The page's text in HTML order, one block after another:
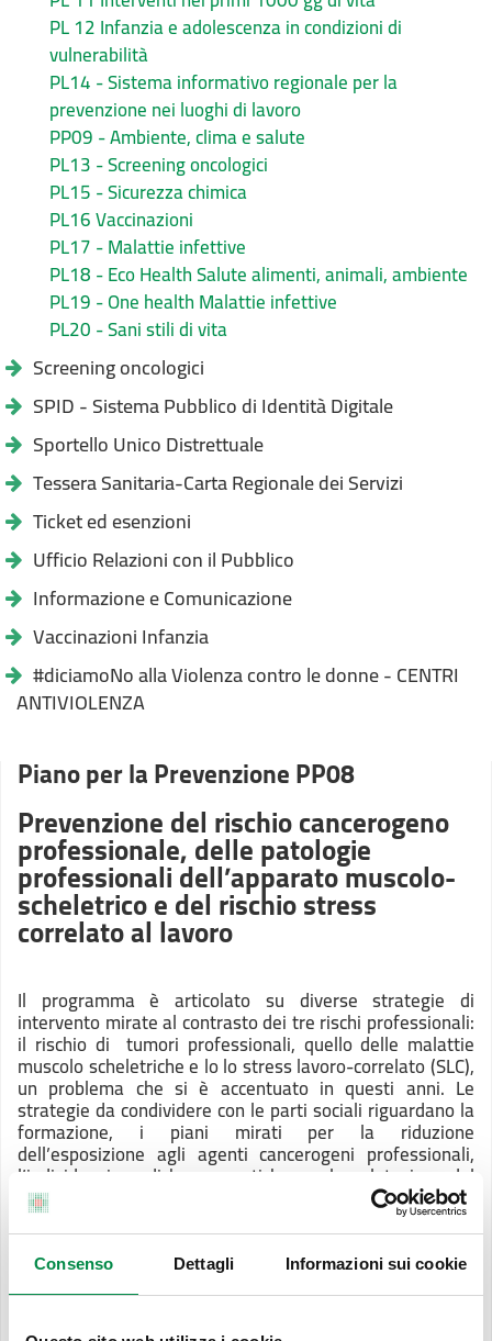
Consenso Dettagli Informazioni sui cookie
PL 12 Infanzia e adolescenza in condizioni di
vulnerabilità
PL14 - Sistema informativo regionale per la
prevenzione nei luoghi di lavoro
PP09 - Ambiente, clima e salute
PL13 - Screening oncologici
PL15 - Sicurezza chimica
PL16 Vaccinazioni
PL17 - Malattie infettive
PL18 - Eco Health Salute alimenti, animali, ambiente
PL19 - One health Malattie infettive
PL20 - Sani stili di vita
Screening oncologici
SPID - Sistema Pubblico di Identità Digitale
Sportello Unico Distrettuale
Tessera Sanitaria-Carta Regionale dei Servizi
Ticket ed esenzioni
Ufficio Relazioni con il Pubblico
Informazione e Comunicazione
Vaccinazioni Infanzia
#diciamoNo alla Violenza contro le donne - CENTRI
ANTIVIOLENZA
Piano per la Prevenzione PP08
Prevenzione del rischio cancerogeno
professionale, delle patologie
professionali dell’apparato muscolo-
scheletrico e del rischio stress
correlato al lavoro
Il programma è articolato su diverse strategie di
intervento mirate al contrasto dei tre rischi professionali:
il rischio di tumori professionali, quello delle malattie
muscolo scheletriche e lo lo stress lavoro-correlato (SLC),
un problema che si è accentuato in questi anni. Le
strategie da condividere con le parti sociali riguardano la
formazione, i piani mirati per la riduzione
dell’esposizione agli agenti cancerogeni professionali,
l’individuazione di buone pratiche per la valutazione del
rischio e la promozione del benessere organizzativo e
prevenzione del rischio in particolare nelle strutture
residenziali di assistenza per anziani. Senza trascurare
ovviamente controllo e vigilanza.